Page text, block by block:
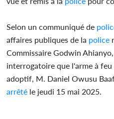
Selon un communiqué de
affaires publiques de la police
Commissaire Godwin
interrogatoire que l'arme à
adoptif, M. Daniel Owusu
arrêté le jeudi 15 mai 2025.